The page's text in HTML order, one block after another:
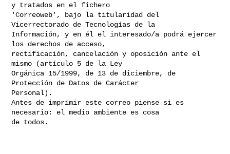
y tratados en el fichero
'Correoweb', bajo la titularidad del
Vicerrectorado de Tecnologías de la
Información, y en él el interesado/a podrá ejercer
los derechos de acceso,
rectificación, cancelación y oposición ante el
mismo (artículo 5 de la Ley
Orgánica 15/1999, de 13 de diciembre, de
Protección de Datos de Carácter
Personal).
Antes de imprimir este correo piense si es
necesario: el medio ambiente es cosa
de todos.